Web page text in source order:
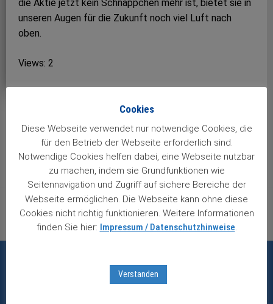
die Aktie jetzt kein Schnäppchen mehr ist, bietet sie in
unseren Augen für die Zukunft noch viel Luft nach
oben.
Views: 2
navigation
Nächster Beitrag
Stryker-Aktien
Vorheriger Beitrag
Mastercard schlägt zu
Die neuesten Einschätzungen zu unseren 85
Cookies
Diese Webseite verwendet nur notwendige Cookies, die
für den Betrieb der Webseite erforderlich sind.
Notwendige Cookies helfen dabei, eine Webseite nutzbar
zu machen, indem sie Grundfunktionen wie
Seitennavigation und Zugriff auf sichere Bereiche der
Webseite ermöglichen. Die Webseite kann ohne diese
Cookies nicht richtig funktionieren. Weitere Informationen
finden Sie hier: Impressum / Datenschutzhinweise
Verstanden